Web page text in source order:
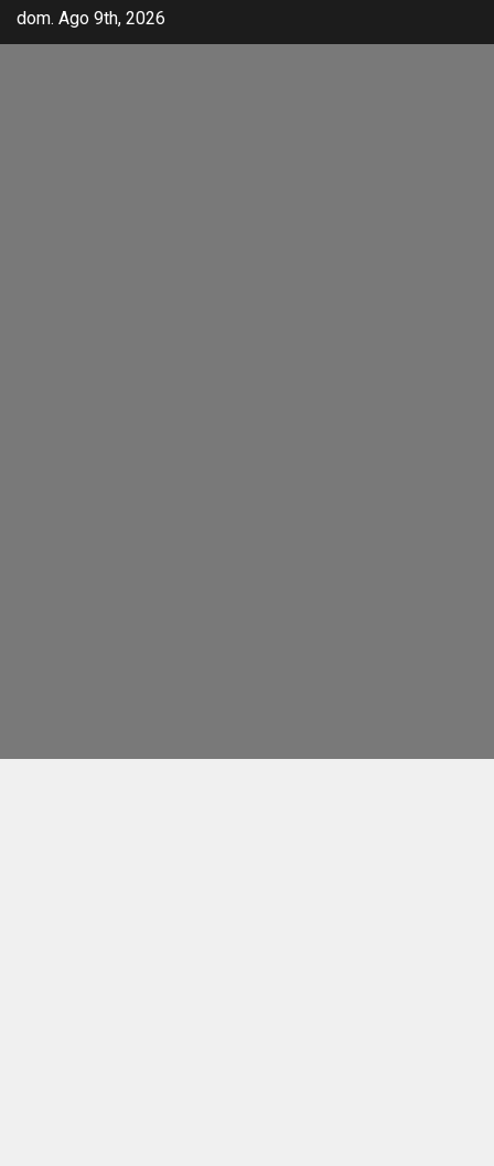
dom. Ago 9th, 2026